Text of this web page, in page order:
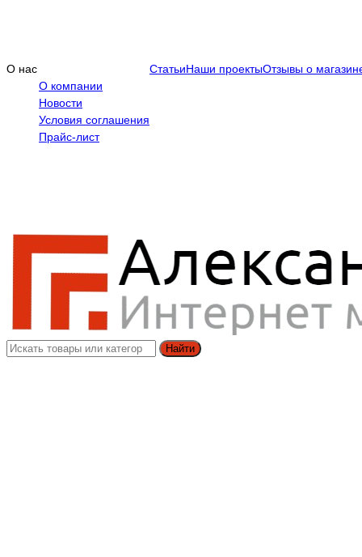
О нас
О компании
Новости
Условия соглашения
Прайс-лист
СтатьиНаши проектыОтзывы о
Найти